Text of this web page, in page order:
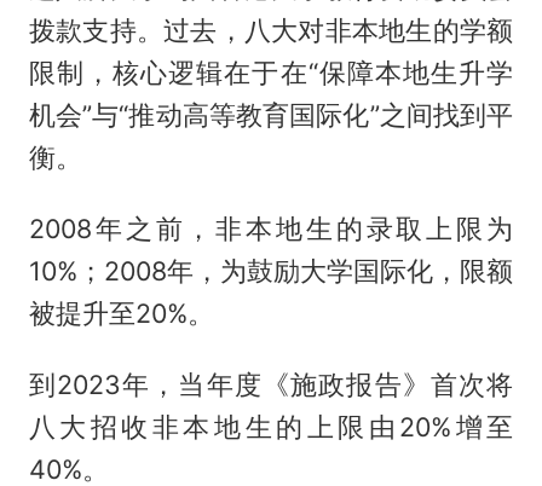
拨款支持。过去，八大对非本地生的学额
限制，核心逻辑在于在“保障本地生升学
机会”与“推动高等教育国际化”之间找到平
衡。
2008年之前，非本地生的录取上限为
10%；2008年，为鼓励大学国际化，限额
被提升至20%。
到2023年，当年度《施政报告》首次将
八大招收非本地生的上限由20%增至
40%。